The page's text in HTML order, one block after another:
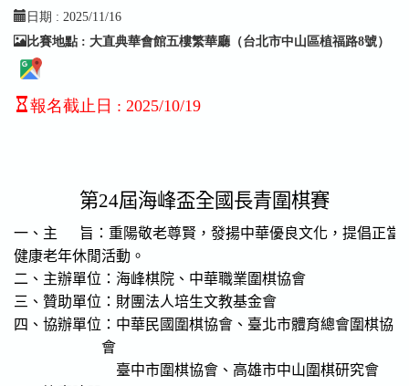
日期 : 2025/11/16
比賽地點 : 大直典華會館五樓繁華廳（台北市中山區植福路8號）
報名截止日 : 2025/10/19